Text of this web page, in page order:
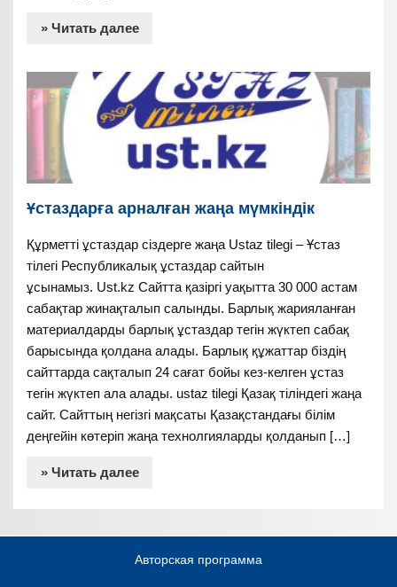
» Читать далее
Ұстаздарға арналған жаңа мүмкіндік
Құрметті ұстаздар сіздерге жаңа Ustaz tilegi – Ұстаз
тілегі Республикалық ұстаздар сайтын
ұсынамыз. Ust.kz Сайтта қазіргі уақытта 30 000 астам
сабақтар жинақталып салынды. Барлық жарияланған
материалдарды барлық ұстаздар тегін жүктеп сабақ
барысында қолдана алады. Барлық құжаттар біздің
сайттарда сақталып 24 сағат бойы кез-келген ұстаз
тегін жүктеп ала алады. ustaz tilegi Қазақ тіліндегі жаңа
сайт. Сайттың негізгі мақсаты Қазақстандағы білім
деңгейін көтеріп жаңа технолгияларды қолданып […]
» Читать далее
Авторская программа